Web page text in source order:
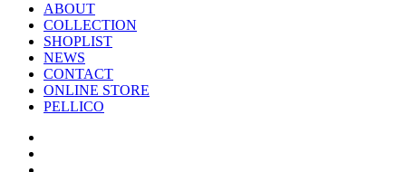
ABOUT
COLLECTION
SHOPLIST
NEWS
CONTACT
ONLINE STORE
PELLICO